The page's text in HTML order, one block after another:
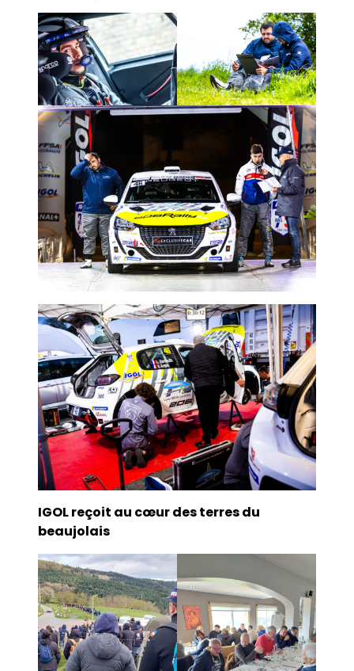
IGOL reçoit au cœur des terres du
beaujolais